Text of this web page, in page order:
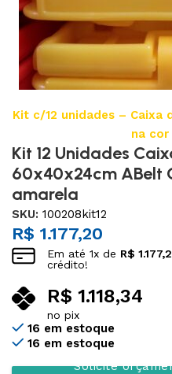
Kit c/12 unidades – Caixa
na cor
Kit 12 Unidades
60x40x24cm ABelt
amarela
SKU:100208kit12
R$ 1.177,20
Em até1x de R$
crédito!
R$ 1.118,34
no pix
16 em estoque
16 em estoque
Solicite